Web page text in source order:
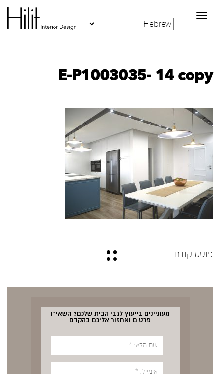
Toggle
navigation
E-P1003035- 14 copy
פוסט קודם
מעוניינים בייעוץ לגבי הבית שלכם? השאירו
פרטים ואחזור אליכם בהקדם